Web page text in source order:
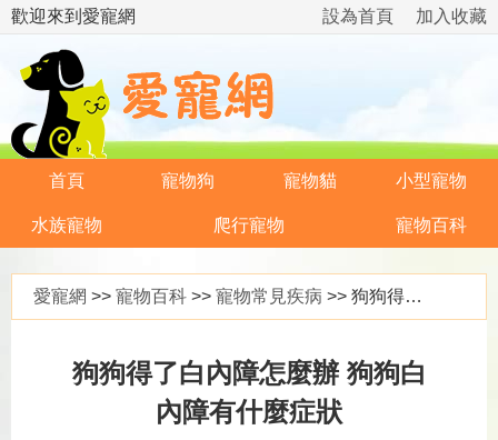
歡迎來到愛寵網 加入收藏
設為首頁
首頁 寵物狗 寵物貓 小型寵物
水族寵物 爬行寵物 寵物百科
愛寵網 >> 寵物百科 >> 寵物常見疾病 >> 狗狗得了白內障怎麼辦 狗狗白內障有什麼症狀
狗狗得了白內障怎麼辦 狗狗白
內障有什麼症狀